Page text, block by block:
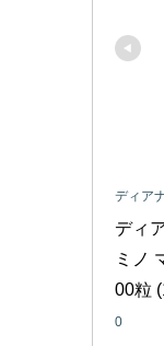
ディア
ディ
ミノ
00粒
0